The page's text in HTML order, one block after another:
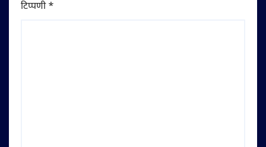
टिप्पणी*